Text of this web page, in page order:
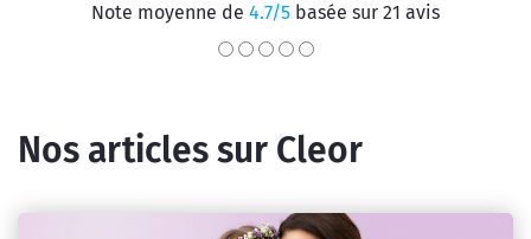
Note moyenne de 4.7/5 basée sur 21 avis
Nos articles sur Cleor